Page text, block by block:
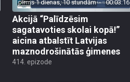
pirms 1 dienas, 10 stundām 00:03:16
Akcijā “Palīdzēsim
sagatavoties skolai kopā!”
aicina atbalstīt Latvijas
maznodrošinātās ģimenes
414. epizode